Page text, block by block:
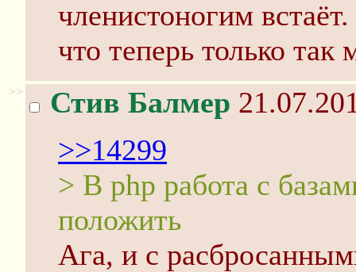
членистоногим
что теперь только так
>> Стив Балмер
>>14299
> В php работа с
положить
Ага, и с